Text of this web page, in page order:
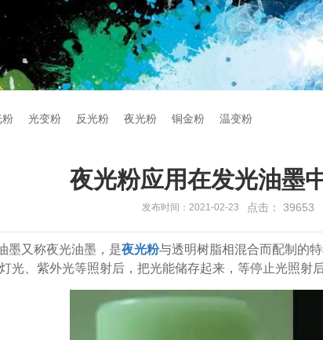
粉 光变粉 反光粉 夜光粉 铜金粉 温变粉
夜光粉应用在发光油墨
发布时间：2021-02-23 点击： 39653
墨又称夜光油墨，是夜光粉与透明树脂相混合而配制的
光、紫外光等照射后，把光能储存起来，等停止光照射